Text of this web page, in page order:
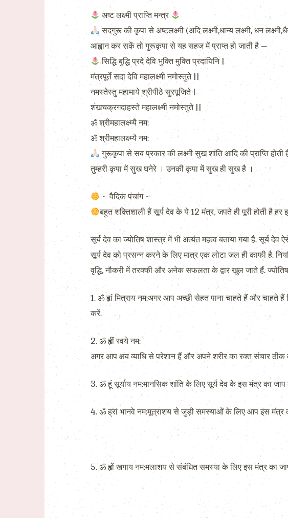
अष्ट लक्ष्मी प्राप्ति मन्त्र
सदगुरू की कृपा से अष्‍टलक्ष्‍मी (अदि लक्ष्मी,धान्य लक्ष्मी, धन
आह्वान कर सकें तो गुरूकृपा से यह सहज में प्राप्‍त हो जाती है –
सिद्धि बुद्धि प्रदे देवि भुक्ति मुक्ति प्रदायिनि |
मंत्रपूर्ते सदा देवि महालक्ष्‍मी नमोस्‍तुते ||
नमस्‍तेस्‍तु महामाये श्रीपीठे सुरपूजिते |
शंखचक्रगदाहस्‍ते महालक्ष्‍मी नमोस्‍तुते ||
ॐ श्रीमहालक्ष्‍म्‍यै नम:
ॐ श्रीमहालक्ष्‍म्‍यै नम:
गुरूकृपा से सब प्रकार की लक्ष्‍मी सुख शांति आदि की प्राप्ति
तुम्‍हरी कृपा में सुख घनेरे । उनकी कृपा में सुख ही सुख है ।
~ वैदिक पंचांग ~
बहुत शक्तिशाली हैं सूर्य देव के ये 12 मंत्र, जपते ही पूरी होती है हर
सूर्य देव का ज्योतिष शास्त्र में भी अत्यंत महत्व बताया गया है. सूर्य
सूर्य देव को प्रसन्न करने के लिए मात्र एक लोटा जल ही काफी है.
वृद्धि, नौकरी में तरक्की और अनेक सफलता के द्वार खुल जाते हैं.
1. ॐ हृां मित्राय नम:अगर आप अच्छी सेहत पाना चाहते हैं और चाहते
करें.
2. ॐ हृीं रवये नम:
अगर आप क्षय व्याधि से परेशान हैं और अपने शरीर का रक्त संचार
3. ॐ हूं सूर्याय नम:मानसिक शांति के लिए सूर्य देव के इस मंत्र का जाप
4. ॐ ह्रां भानवे नम:मूत्राशय से जुड़ी समस्याओं के लिए आप इस
5. ॐ हृों खगाय नम:मलाशय से संबंधित समस्या के लिए इस मंत्र का